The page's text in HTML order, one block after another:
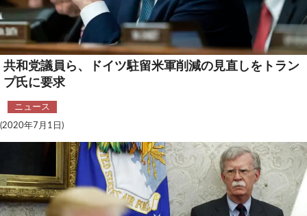
テクノロジー
コメンタリー
社説
東アジア
東京発
共和党議員ら、ドイツ駐留米軍削減の見直しをトラン
プ氏に要求
ニュース
(2020年7月1日)